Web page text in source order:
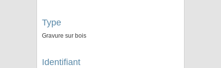
Type
Gravure sur bois
Identifiant